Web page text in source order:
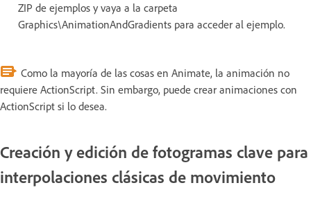
ZIP de ejemplos y vaya a la carpeta
Graphics\AnimationAndGradients para acceder al ejemplo.
Como la mayoría de las cosas en Animate, la animación no
requiere ActionScript. Sin embargo, puede crear animaciones con
ActionScript si lo desea.
Creación y edición de fotogramas clave para
interpolaciones clásicas de movimiento